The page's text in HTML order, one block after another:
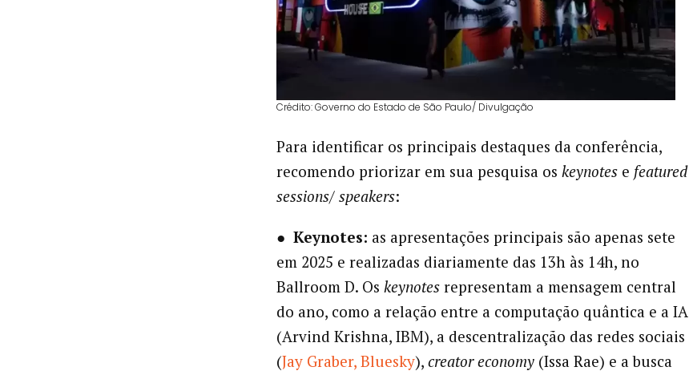
Crédito: Governo do Estado de São Paulo/ Divulgação
Para identificar os principais destaques da conferência,
recomendo priorizar em sua pesquisa os keynotese featured
sessions/ speakers:
● Keynotes: as apresentações principais são apenas sete
em 2025 e realizadas diariamente das 13h às 14h, no
Ballroom D. Os keynotesrepresentam a mensagem central
do ano, como a relação entre a computação quântica e a IA
(Arvind Krishna, IBM), a descentralização das redes sociais
(Jay Graber, Bluesky), creator economy(Issa Rae) e a busca